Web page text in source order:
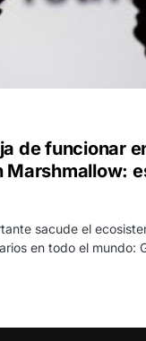
de funcionar
Marshmallow:
sacude el
en todo el mundo: